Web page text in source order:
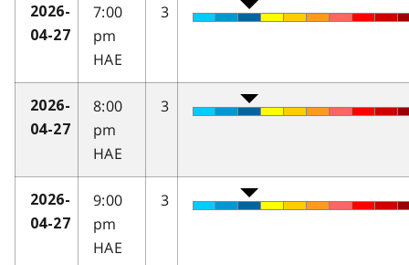
2026-
04-27
7:00
pm
HAE
3
2026-
04-27
8:00
pm
HAE
3
2026-
04-27
9:00
pm
HAE
3